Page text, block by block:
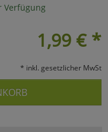
Verfügung
1,99 € *
* inkl. gesetzlicher MwSt
Haupptseite